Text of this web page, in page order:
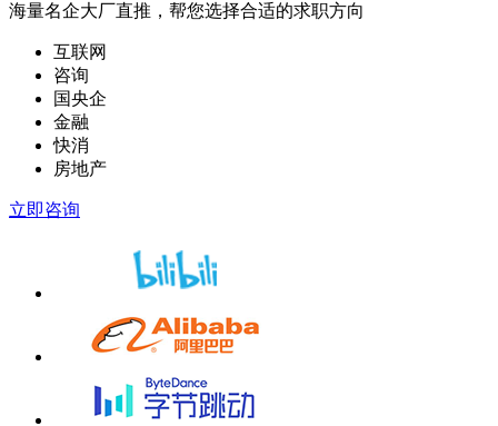
海量名企大厂直推，帮您选择合适的求职方向
互联网
咨询
国央企
金融
快消
房地产
立即咨询